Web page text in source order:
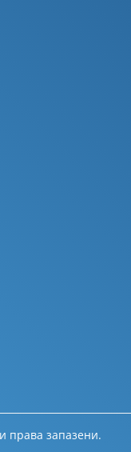
права запазени.